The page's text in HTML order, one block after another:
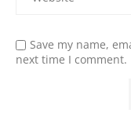
Save my name,
next time I comment.